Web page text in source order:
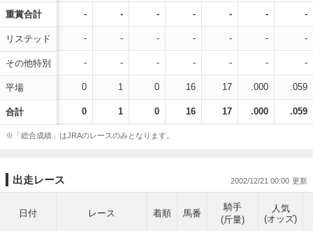
重賞合計
リステッド
その他特別
平場
合計
- - - - - - -
- - - - - - -
- - - - - - -
0 1 0 16 17 .000 .059
0 1 0 16 17 .000 .059
※「総合成績」はJRAのレースのみとなります。
出走レース 2002/12/21 00:00
日付 レース 着順 馬番
騎手
(斤量)
人気
(オッズ)